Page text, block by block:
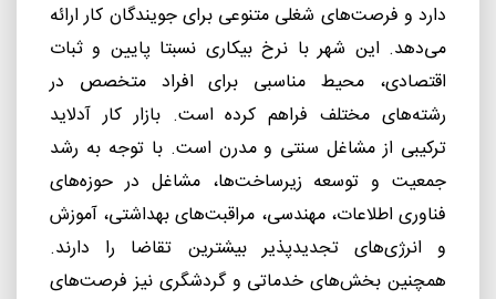
دارد و فرصت‌های شغلی متنوعی برای جویندگان کار ارائه
می‌دهد. این شهر با نرخ بیکاری نسبتا پایین و ثبات
اقتصادی، محیط مناسبی برای افراد متخصص در
رشته‌های مختلف فراهم کرده است. بازار کار آدلاید
ترکیبی از مشاغل سنتی و مدرن است. با توجه به رشد
جمعیت و توسعه زیرساخت‌ها، مشاغل در حوزه‌های
فناوری اطلاعات، مهندسی، مراقبت‌های بهداشتی، آموزش
و انرژی‌های تجدیدپذیر بیشترین تقاضا را دارند.
همچنین بخش‌های خدماتی و گردشگری نیز فرصت‌های